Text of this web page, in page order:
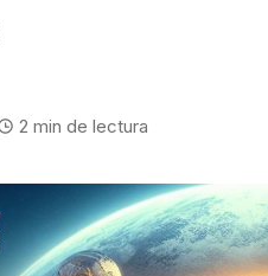
2 min de lectura